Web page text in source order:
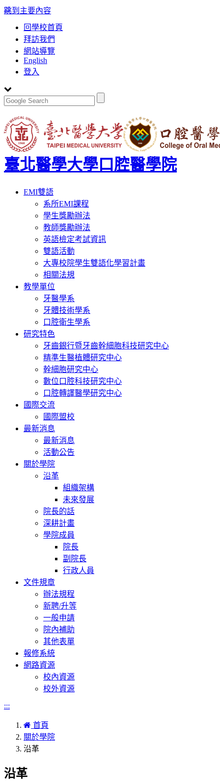
跳到主要內容
:::
回學校首頁
拜訪我們
網站導覽
English
登入
臺北醫學大學口腔醫學院
Toggle
navigation
EMI雙語
系所EMI課程
學生獎勵辦法
教師獎勵辦法
英語檢定考試資訊
雙語活動
大專校院學生雙語化學習計畫
相關法規
教學單位
牙醫學系
牙體技術學系
口腔衛生學系
研究特色
牙齒銀行暨牙齒幹細胞科技研究中心
精準生醫植體研究中心
幹細胞研究中心
數位口腔科技研究中心
口腔轉譯醫學研究中心
國際交流
國際盟校
最新消息
最新消息
活動公告
關於學院
沿革
組織架構
未來發展
院長的話
深耕計畫
學院成員
院長
副院長
行政人員
文件規章
辦法規程
新聘/升等
一般申請
院內補助
其他表單
報修系統
網路資源
校內資源
校外資源
:::
首頁
關於學院
沿革
沿革